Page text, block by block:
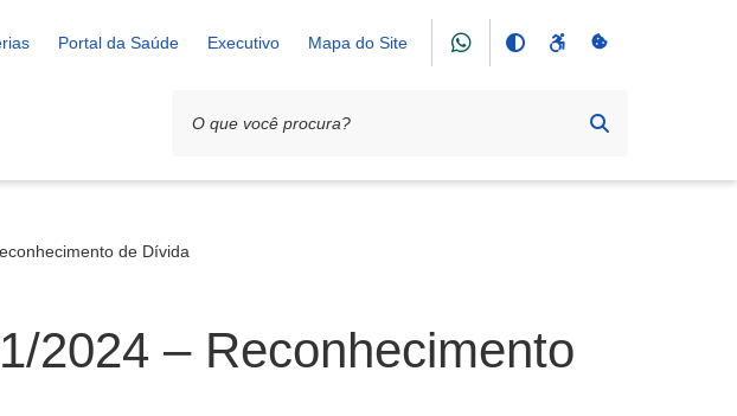
Portal da Saúde Executivo Mapa do Site
de Dívida
2024 – Reconhecimento